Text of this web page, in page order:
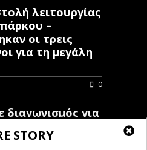
STORY
λειτουργίας
–
οι τρεις
για τη μεγάλη
0
για
έργο στη